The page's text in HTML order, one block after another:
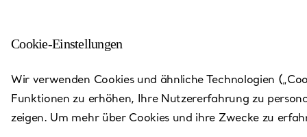
Zurück zu „Store finden“
Cookie-Einstellungen
Wir verwenden Cookies und ähnliche Technologien
Funktionen zu erhöhen, Ihre Nutzererfahrung zu
zeigen. Um mehr über Cookies und ihre Zwecke zu